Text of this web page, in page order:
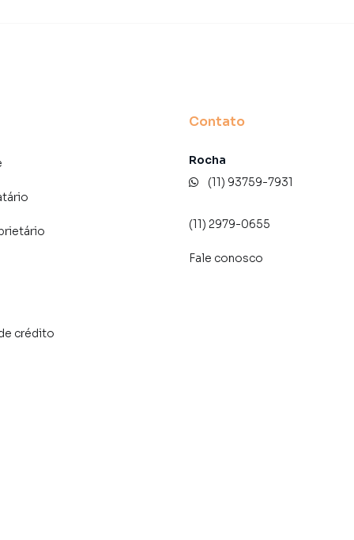
crédito
Contato
Rocha
(11) 93759-7931
(11) 2979-0655
Fale conosco